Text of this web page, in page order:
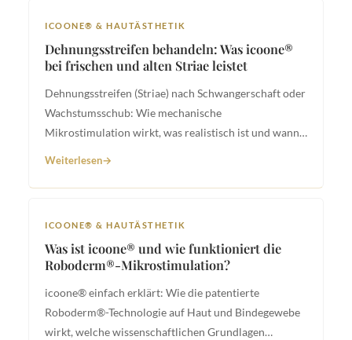
ICOONE® & HAUTÄSTHETIK
Dehnungsstreifen behandeln: Was icoone®
bei frischen und alten Striae leistet
Dehnungsstreifen (Striae) nach Schwangerschaft oder
Wachstumsschub: Wie mechanische
Mikrostimulation wirkt, was realistisch ist und wann
Weiterlesen
ICOONE® & HAUTÄSTHETIK
Was ist icoone® und wie funktioniert die
Roboderm®-Mikrostimulation?
icoone® einfach erklärt: Wie die patentierte
Roboderm®-Technologie auf Haut und Bindegewebe
wirkt, welche wissenschaftlichen Grundlagen